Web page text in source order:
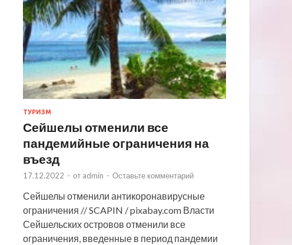
ТУРИЗМ
Сейшелы отменили все
пандемийные ограничения на
въезд
17.12.2022 - от admin - Оставьте комментарий
Сейшелы отменили антикоронавирусные
ограничения // SCAPIN / pixabay.com Власти
Сейшельских островов отменили все
ограничения, введенные в период пандемии